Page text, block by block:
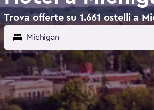
Trova offerte su 1.661 ostelli a